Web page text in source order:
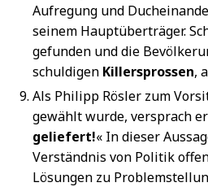
Aufregung und
seinem Hauptüberträger.
gefunden und die
schuldigen Killersprossen,
Als Philipp Rösler zum
gewählt wurde, versprach
geliefert!« In dieser
Verständnis von Politik
Lösungen zu